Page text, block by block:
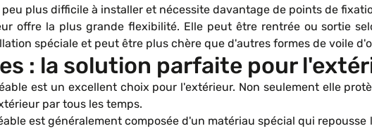
plus difficile à installer et nécessite davantage de points de
offre la plus grande flexibilité. Elle peut être rentrée ou sortie
spéciale et peut être plus chère que d'autres formes de voile
: la solution parfaite pour
est un excellent choix pour l'extérieur. Non seulement elle
par tous les temps.
est généralement composée d'un matériau spécial qui